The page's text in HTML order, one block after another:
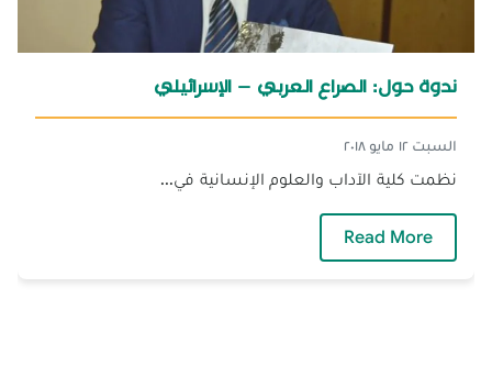
ندوة حول: الصراع العربي – الإسرائيلي
السبت ١٢ مايو ٢٠١٨
نظمت كلية الآداب والعلوم الإنسانية في...
Read More